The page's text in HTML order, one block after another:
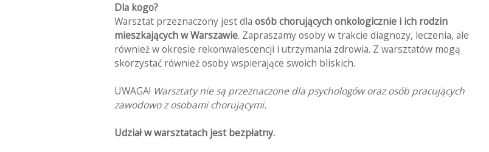
Dla kogo?
Warsztat przeznaczony jest dla osób chorujących onkologicznie i ich rodzin
mieszkających w Warszawie. Zapraszamy osoby w trakcie diagnozy, leczenia, ale
również w okresie rekonwalescencji i utrzymania zdrowia. Z warsztatów mogą
skorzystać również osoby wspierające swoich bliskich.
UWAGA! Warsztaty nie są przeznaczone dla psychologów oraz osób pracujących
zawodowo z osobami chorującymi.
Udział w warsztatach jest bezpłatny.